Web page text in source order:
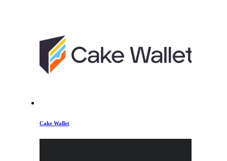
Cake Wallet